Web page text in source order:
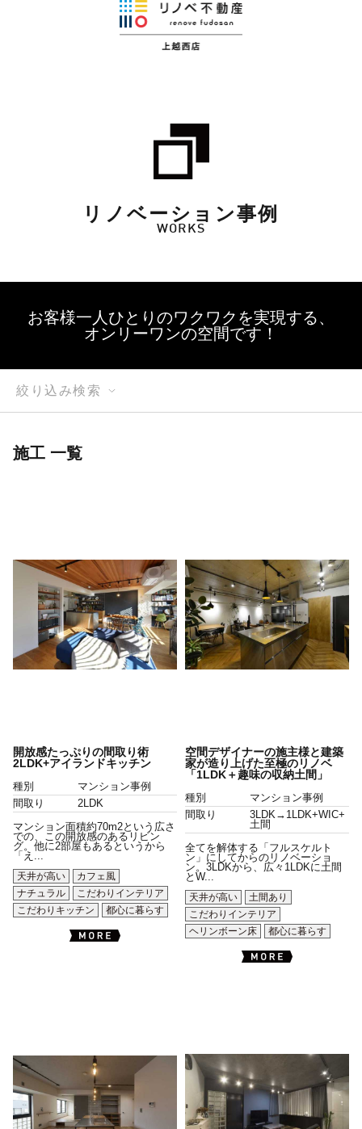
リノベーション事例
WORKS
お客様一人ひとりのワクワクを実現する、
オンリーワンの空間です！
絞り込み検索
施工 一覧
開放感たっぷりの間取り術
2LDK+アイランドキッチン
種別
マンション事例
間取り
2LDK
マンション面積約70m2という広さ
での、この開放感のあるリビン
グ。他に2部屋もあるというから
「え...
天井が高い
カフェ風
ナチュラル
こだわりインテリア
こだわりキッチン
都心に暮らす
空間デザイナーの施主様と建築
家が造り上げた至極のリノベ
「1LDK＋趣味の収納土間」
種別
マンション事例
間取り
3LDK→1LDK+WIC+
土間
全てを解体する「フルスケルト
ン」にしてからのリノベーショ
ン。3LDKから、広々1LDKに土間
とW...
天井が高い
土間あり
こだわりインテリア
ヘリンボーン床
都心に暮らす